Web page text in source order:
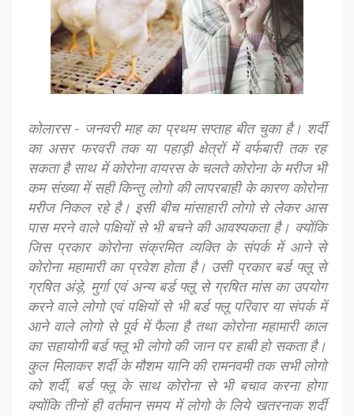
कोलारस - जनवरी माह का प्रथम सप्ताह बीत चुका है। शर्दी
का असर फरवरी तक या पहाड़ी क्षेत्रों में वर्फबारी तक रह
सकता है साथ में कोरोना वायरस के चलते कोरोना के मरीज भी
कम संख्या में सही किन्तु लोगो की लापरबाही के कारण कोरोना
मरीज निकल रहे है। इसी बीच मांसाहारी लोगो से लेकर आस
पास मरने वाले पक्षियों से भी बचने की आवश्यकता है। क्योंकि
जिस प्रकार कोरोना संक्रमित व्यक्ति के संपर्क में आने से
कोरोना महामारी का प्रवेश होता है। उसी प्रकार बर्ड फ्लू से
ग्रषित अंड़े, मुर्गा एवं अन्य बर्ड फ्लू से ग्रषित मांस का उपयोग
करने वाले लोगो एवं पक्षियों से भी बर्ड फ्लू परिवार या संपर्क में
आने वाले लोगो से पूर्व में फैला है तथा कोरोना महामारी काल
का सहायोगी बर्ड फ्लू भी लोगो की जान पर हाबी हो सकता है।
कुल मिलाकर शर्दी के मौशम यानि की रामनवमी तक सभी लोगो
को शर्दी, बर्ड फ्लू के साथ कोरोना से भी बचाव करना होगा
क्योंकि तीनों ही वर्तमान समय में लोगो के लिये खतरनाक शर्दी